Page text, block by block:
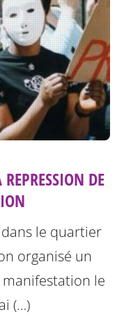
DE
le quartier
organisé un
manifestation le
(…)